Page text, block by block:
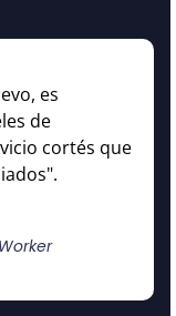
es
de
cortés que